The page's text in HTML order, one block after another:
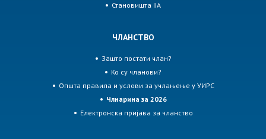
Становишта IIA
ЧЛАНСТВО
Зашто постати члан?
Ко су чланови?
Општа правила и услови за учлањење у УИРС
Члнарина за 2026
Електронска пријава за чланство